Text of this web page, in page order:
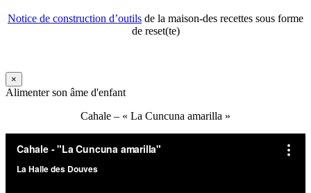
Notice de construction d’outils de la maison-des recettes sous forme
de reset(te)
×
Alimenter son âme d'enfant
Cahale – « La Cuncuna amarilla »